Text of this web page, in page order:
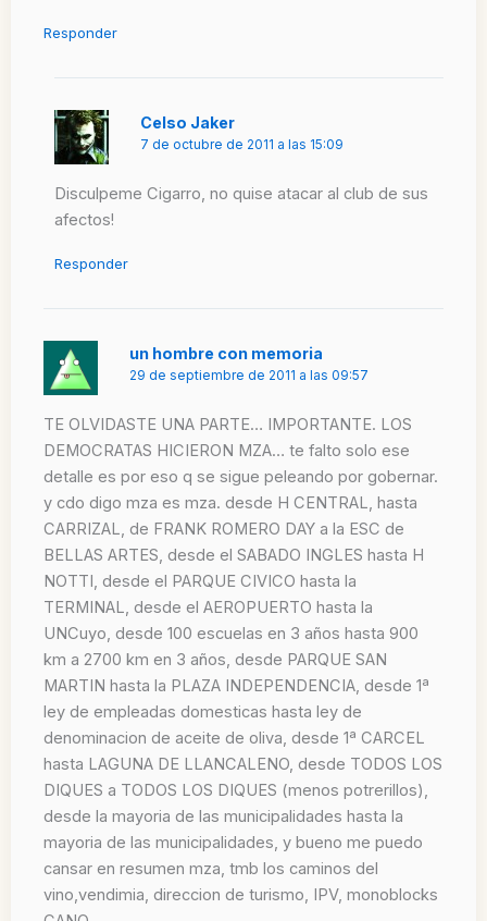
Responder
Celso Jaker
7 de octubre de 2011 a las 15:09
Disculpeme Cigarro, no quise atacar al club de sus
afectos!
Responder
un hombre con memoria
29 de septiembre de 2011 a las 09:57
TE OLVIDASTE UNA PARTE… IMPORTANTE. LOS
DEMOCRATAS HICIERON MZA… te falto solo ese
detalle es por eso q se sigue peleando por gobernar.
y cdo digo mza es mza. desde H CENTRAL, hasta
CARRIZAL, de FRANK ROMERO DAY a la ESC de
BELLAS ARTES, desde el SABADO INGLES hasta H
NOTTI, desde el PARQUE CIVICO hasta la
TERMINAL, desde el AEROPUERTO hasta la
UNCuyo, desde 100 escuelas en 3 años hasta 900
km a 2700 km en 3 años, desde PARQUE SAN
MARTIN hasta la PLAZA INDEPENDENCIA, desde 1ª
ley de empleadas domesticas hasta ley de
denominacion de aceite de oliva, desde 1ª CARCEL
hasta LAGUNA DE LLANCALENO, desde TODOS LOS
DIQUES a TODOS LOS DIQUES (menos potrerillos),
desde la mayoria de las municipalidades hasta la
mayoria de las municipalidades, y bueno me puedo
cansar en resumen mza, tmb los caminos del
vino,vendimia, direccion de turismo, IPV, monoblocks